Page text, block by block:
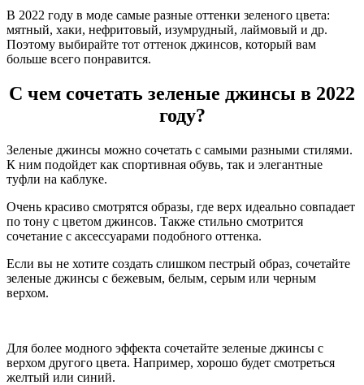
В 2022 году в моде самые разные оттенки зеленого цвета:
мятный, хаки, нефритовый, изумрудный, лаймовый и др.
Поэтому выбирайте тот оттенок джинсов, который вам
больше всего понравится.
С чем сочетать зеленые джинсы в 2022
году?
Зеленые джинсы можно сочетать с самыми разными стилями.
К ним подойдет как спортивная обувь, так и элегантные
туфли на каблуке.
Очень красиво смотрятся образы, где верх идеально совпадает
по тону с цветом джинсов. Также стильно смотрится
сочетание с аксессуарами подобного оттенка.
Если вы не хотите создать слишком пестрый образ, сочетайте
зеленые джинсы с бежевым, белым, серым или черным
верхом.
Для более модного эффекта сочетайте зеленые джинсы с
верхом другого цвета. Например, хорошо будет смотреться
желтый или синий.